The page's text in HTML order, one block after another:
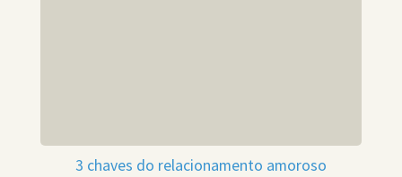
3 chaves do relacionamento amoroso